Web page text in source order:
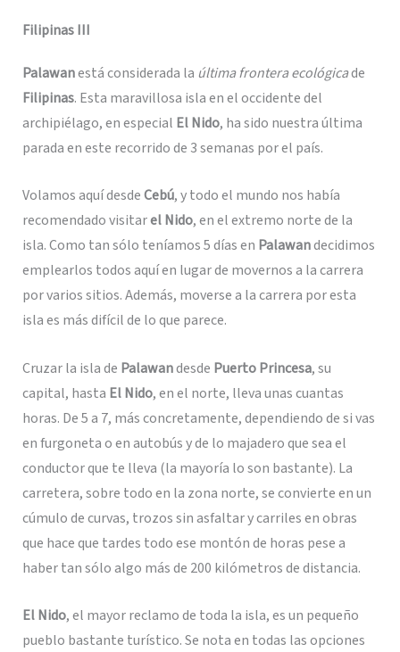
Filipinas III
Palawanestá considerada la última frontera ecológicade
Filipinas. Esta maravillosa isla en el occidente del
archipiélago, en especial El Nido, ha sido nuestra última
parada en este recorrido de 3 semanas por el país.
Volamos aquí desdeCebú, y todo el mundo nos había
recomendado visitarel Nido, en el extremo norte de la
isla. Como tan sólo teníamos 5 días en Palawandecidimos
emplearlos todos aquí en lugar de movernos a la carrera
por varios sitios. Además, moverse a la carrera por esta
isla es más difícil de lo que parece.
Cruzar la isla de Palawandesde Puerto Princesa, su
capital, hasta El Nido, en el norte, lleva unas cuantas
horas. De 5 a 7, más concretamente, dependiendo de si vas
en furgoneta o en autobús y de lo majadero que sea el
conductor que te lleva (la mayoría lo son bastante). La
carretera, sobre todo en la zona norte, se convierte en un
cúmulo de curvas, trozos sin asfaltar y carriles en obras
que hace que tardes todo ese montón de horas pese a
haber tan sólo algo más de 200 kilómetros de distancia.
El Nido, el mayor reclamo de toda la isla, es un pequeño
pueblo bastante turístico. Se nota en todas las opciones